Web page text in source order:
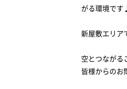
がる環境です
新屋敷エリア
空とつながる
皆様からのお